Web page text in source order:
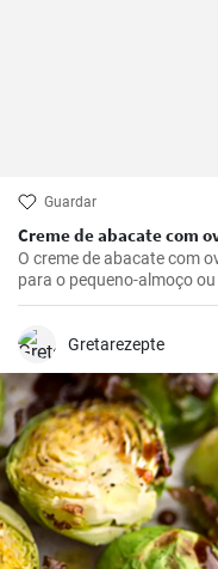
Guardar
Creme de abacate com
O creme de abacate com
para o pequeno-almoço
que é abrilhantado com
Gretarezepte